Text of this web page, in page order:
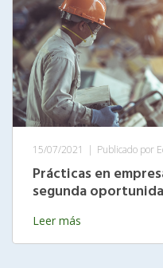
15/07/2021 Publicado por
Prácticas en
segunda
Leer más